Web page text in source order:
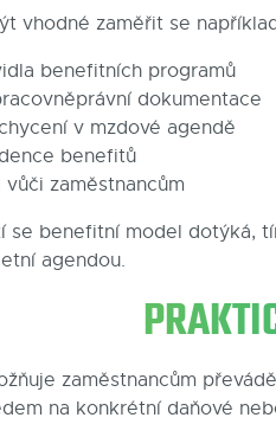
vhodné zaměřit se
benefitních programů
dokumentace
v mzdové agendě
benefitů
vůči zaměstnancům
se benefitní model dotýká,
agendou.
zaměstnancům
na konkrétní daňové